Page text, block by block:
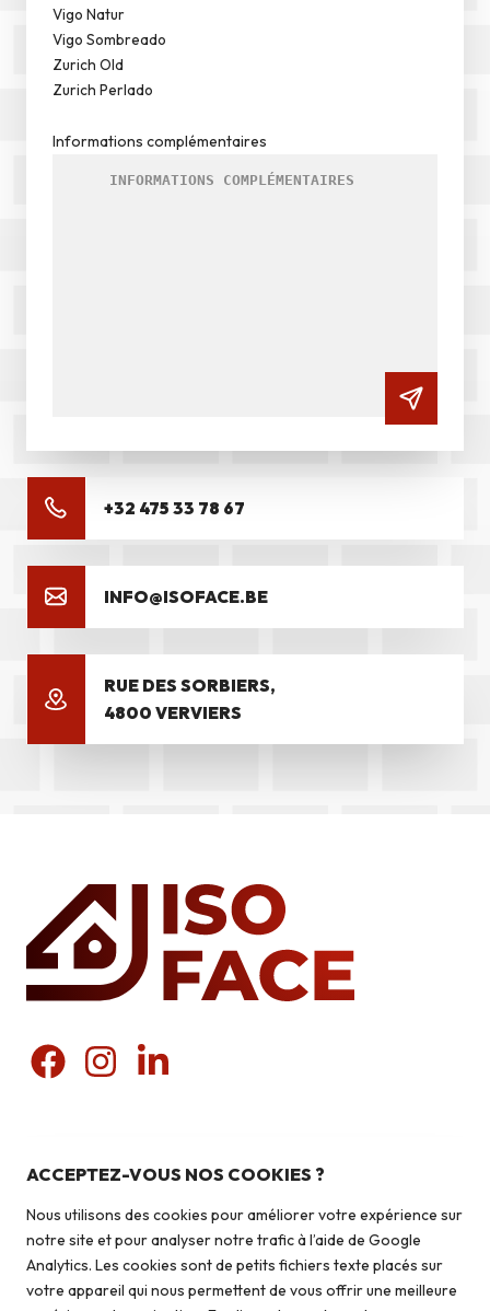
Briquettes
Autoconstruction & isolation
ACCEPTEZ-VOUS NOS COOKIES ?
Nous utilisons des cookies pour améliorer votre expérience sur
notre site et pour analyser notre trafic à l’aide de Google
Analytics. Les cookies sont de petits fichiers texte placés sur
votre appareil qui nous permettent de vous offrir une meilleure
Vigo Natur
Vigo Sombreado
Zurich Old
Zurich Perlado
Informations complémentaires
+32 475 33 78 67
INFO@ISOFACE.BE
RUE DES SORBIERS,
4800 VERVIERS
Liens utiles
Qui sommes-nous ?
Isolation
Contact